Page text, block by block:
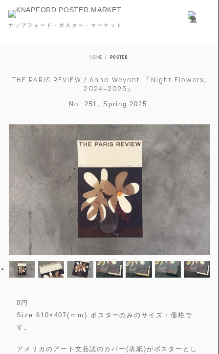
ナップフォード・ポスター・マーケット
HOME POSTER
THE PARIS REVIEW / Anna Weyant 『Night Flowers,
2024–2025』
No. 251, Spring 2025.
0 円
Size:610×407(ｍｍ) ポスターのみのサイズ・価格で
す。
アメリカのアート文芸誌のカバー(表紙)がポスターとし